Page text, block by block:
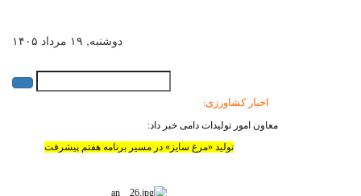
دوشنبه, ۱۹ مرداد ۱۴۰۵
اخبار کشاورزی:
معاون امور تولیدات دامی خبر داد:
تولید «مرغ سایز» در مسیر برنامه هفتم پیشرفت